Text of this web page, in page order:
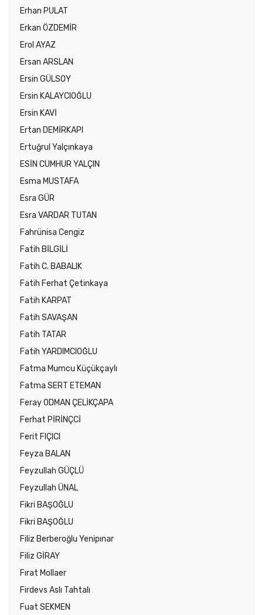
Erhan PULAT
Erkan ÖZDEMİR
Erol AYAZ
Ersan ARSLAN
Ersin GÜLSOY
Ersin KALAYCIOĞLU
Ersin KAVİ
Ertan DEMİRKAPI
Ertuğrul Yalçınkaya
ESİN CUMHUR YALÇIN
Esma MUSTAFA
Esra GÜR
Esra VARDAR TUTAN
Fahrünisa Cengiz
Fatih BİLGİLİ
Fatih C. BABALIK
Fatih Ferhat Çetinkaya
Fatih KARPAT
Fatih SAVAŞAN
Fatih TATAR
Fatih YARDIMCIOĞLU
Fatma Mumcu Küçükçaylı
Fatma SERT ETEMAN
Feray ODMAN ÇELİKÇAPA
Ferhat PİRİNÇCİ
Ferit FIÇICI
Feyza BALAN
Feyzullah GÜÇLÜ
Feyzullah ÜNAL
Fikri BAŞOĞLU
Fikri BAŞOĞLU
Filiz Berberoğlu Yenipınar
Filiz GİRAY
Fırat Mollaer
Firdevs Aslı Tahtalı
Fuat SEKMEN